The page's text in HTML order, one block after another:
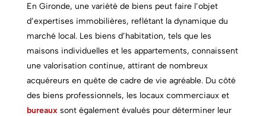
En Gironde, une variété de biens peut faire l’objet
d’expertises immobilières, reflétant la dynamique du
marché local. Les biens d’habitation, tels que les
maisons individuelles et les appartements, connaissent
une valorisation continue, attirant de nombreux
acquéreurs en quête de cadre de vie agréable. Du côté
des biens professionnels, les locaux commerciaux et
bureaux sont également évalués pour déterminer leur